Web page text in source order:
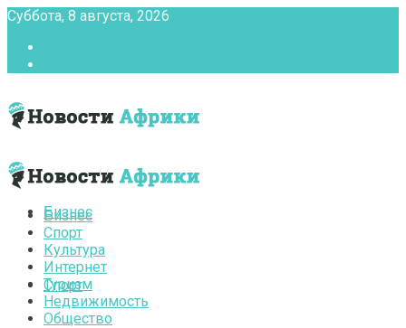
Суббота, 8 августа, 2026
Бизнес
Спорт
Бизнес
Спорт
Культура
Интернет
Туризм
Недвижимость
Общество